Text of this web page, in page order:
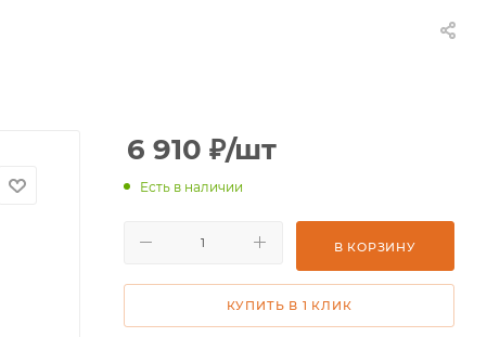
6 910 ₽/шт
Есть в наличии
В КОРЗИНУ
КУПИТЬ В 1 КЛИК